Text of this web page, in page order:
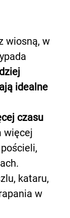
wiosną, w
idealne
czasu
więcej
kataru,
w